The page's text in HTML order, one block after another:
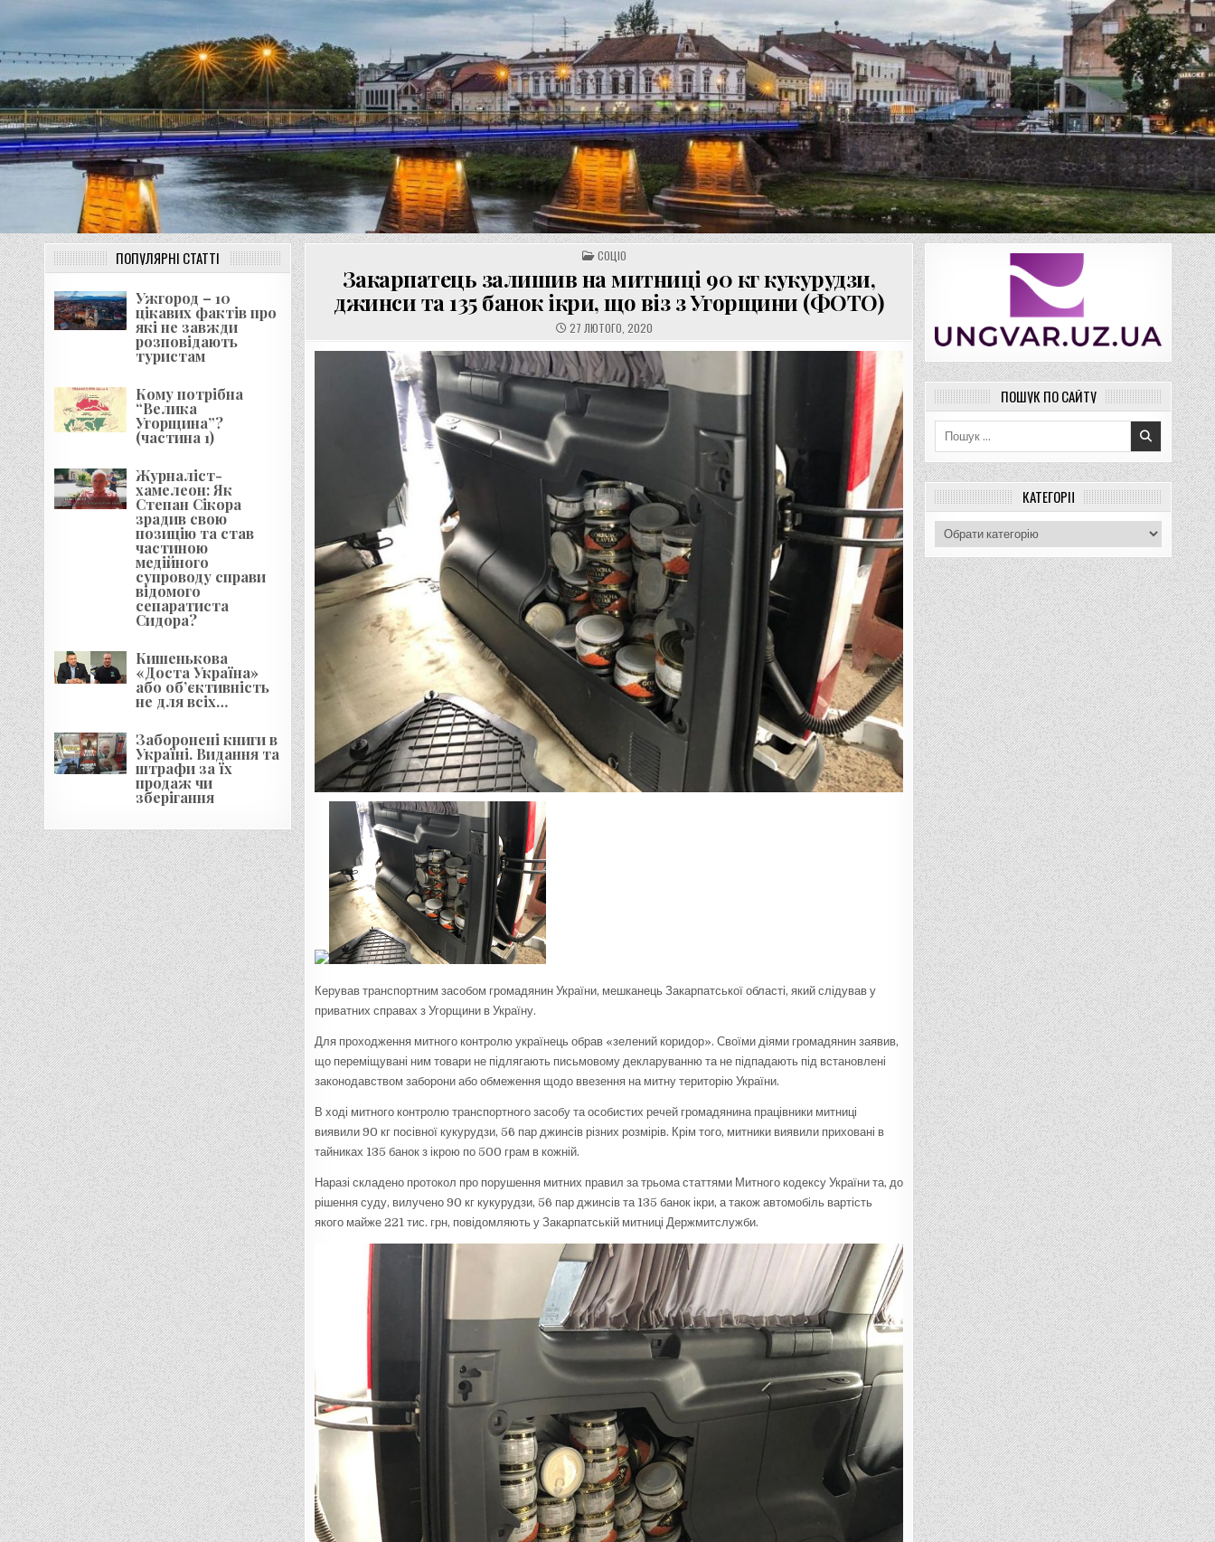
ПОПУЛЯРНІ СТАТТІ
Ужгород – 10
цікавих фактів про
які не завжди
розповідають
туристам
Кому потрібна
“Велика
Угорщина”?
(частина 1)
Журналіст-
хамелеон: Як
Степан Сікора
зрадив свою
позицію та став
частиною
медійного
супроводу справи
відомого
сепаратиста
Сидора?
Кишенькова
«Доста Україна»
або об’єктивність
не для всіх…
Заборонені книги в
Україні. Видання та
штрафи за їх
продаж чи
зберігання
POSTED
IN
СОЦІО
Закарпатець залишив на митниці 90 кг кукурудзи,
джинси та 135 банок ікри, що віз з Угорщини (ФОТО)
27 ЛЮТОГО, 2020
Керував транспортним засобом громадянин України, мешканець Закарпатської області, який слідував у
приватних справах з Угорщини в Україну.
Для проходження митного контролю українець обрав «зелений коридор». Своїми діями громадянин заявив,
що переміщувані ним товари не підлягають письмовому декларуванню та не підпадають під встановлені
законодавством заборони або обмеження щодо ввезення на митну територію України.
В ході митного контролю транспортного засобу та особистих речей громадянина працівники митниці
виявили 90 кг посівної кукурудзи, 56 пар джинсів різних розмірів. Крім того, митники виявили приховані в
тайниках 135 банок з ікрою по 500 грам в кожній.
Наразі складено протокол про порушення митних правил за трьома статтями Митного кодексу України та, до
рішення суду, вилучено 90 кг кукурудзи, 56 пар джинсів та 135 банок ікри, а також автомобіль вартість
якого майже 221 тис. грн, повідомляють у Закарпатській митниці Держмитслужби.
ПОШУК ПО САЙТУ
КАТЕГОРІЇ
Категорії